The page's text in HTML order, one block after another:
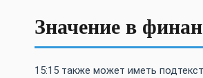
Значение в
15:15 также может иметь